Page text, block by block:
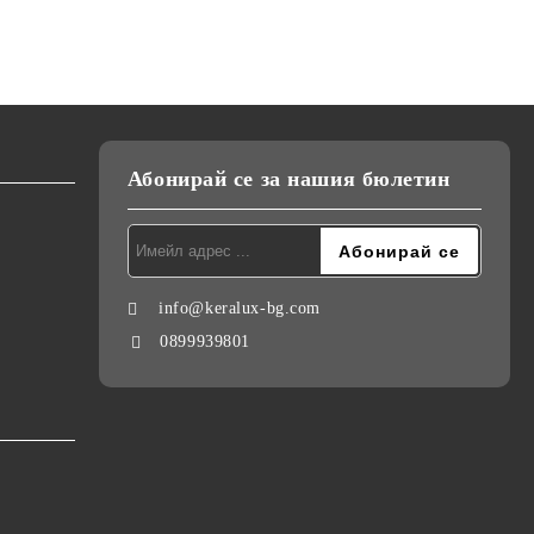
Абонирай се за нашия бюлетин
info@keralux-bg.com
0899939801